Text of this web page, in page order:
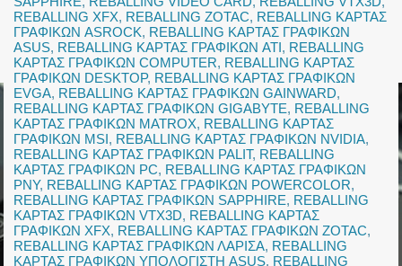
REBALLING XFX, REBALLING ZOTAC, REBALLING ΚΑΡΤΑΣ
ΓΡΑΦΙΚΩΝ ASROCK, REBALLING ΚΑΡΤΑΣ ΓΡΑΦΙΚΩΝ
ASUS, REBALLING ΚΑΡΤΑΣ ΓΡΑΦΙΚΩΝ ATI, REBALLING
ΚΑΡΤΑΣ ΓΡΑΦΙΚΩΝ COMPUTER, REBALLING ΚΑΡΤΑΣ
ΓΡΑΦΙΚΩΝ DESKTOP, REBALLING ΚΑΡΤΑΣ ΓΡΑΦΙΚΩΝ
EVGA, REBALLING ΚΑΡΤΑΣ ΓΡΑΦΙΚΩΝ GAINWARD,
REBALLING ΚΑΡΤΑΣ ΓΡΑΦΙΚΩΝ GIGABYTE, REBALLING
ΚΑΡΤΑΣ ΓΡΑΦΙΚΩΝ MATROX, REBALLING ΚΑΡΤΑΣ
ΓΡΑΦΙΚΩΝ MSI, REBALLING ΚΑΡΤΑΣ ΓΡΑΦΙΚΩΝ NVIDIA,
REBALLING ΚΑΡΤΑΣ ΓΡΑΦΙΚΩΝ PALIT, REBALLING
ΚΑΡΤΑΣ ΓΡΑΦΙΚΩΝ PC, REBALLING ΚΑΡΤΑΣ ΓΡΑΦΙΚΩΝ
PNY, REBALLING ΚΑΡΤΑΣ ΓΡΑΦΙΚΩΝ POWERCOLOR,
REBALLING ΚΑΡΤΑΣ ΓΡΑΦΙΚΩΝ SAPPHIRE, REBALLING
ΚΑΡΤΑΣ ΓΡΑΦΙΚΩΝ VTX3D, REBALLING ΚΑΡΤΑΣ
ΓΡΑΦΙΚΩΝ XFX, REBALLING ΚΑΡΤΑΣ ΓΡΑΦΙΚΩΝ ZOTAC,
REBALLING ΚΑΡΤΑΣ ΓΡΑΦΙΚΩΝ ΛΑΡΙΣΑ, REBALLING
ΚΑΡΤΑΣ ΓΡΑΦΙΚΩΝ ΥΠΟΛΟΓΙΣΤΗ ASUS, REBALLING